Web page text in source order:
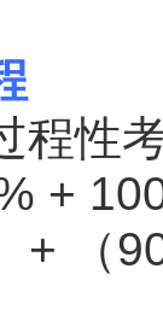
程性
+
+ （